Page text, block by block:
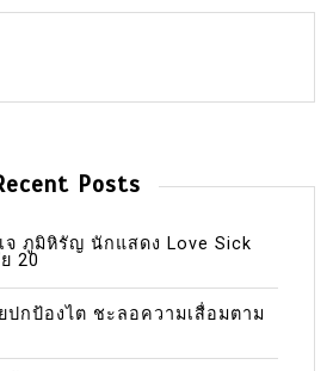
Posts
ภูมิหิรัญ นักแสดง Love Sick
20
ปกป้องไต ชะลอความเสื่อมตาม